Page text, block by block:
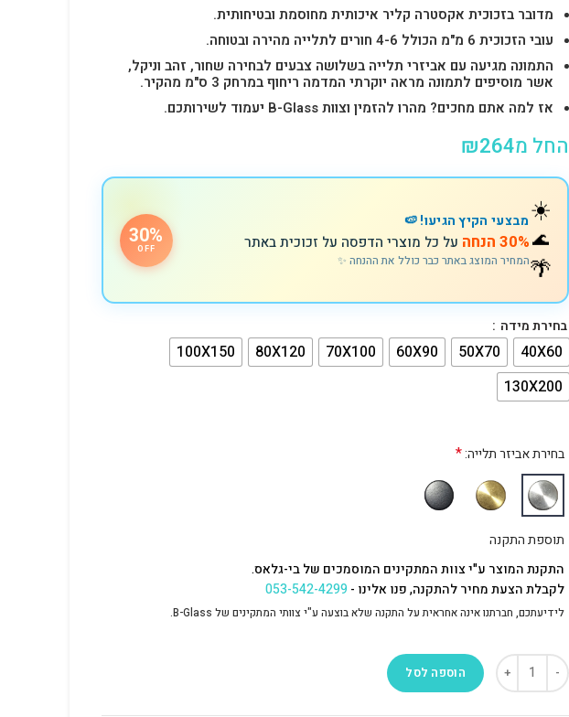
מדובר בזכוכית אקסטרה קליר איכותית מחוסמת ובטיחותית.
עובי הזכוכית 6 מ"מ הכולל 4-6 חורים לתלייה מהירה ובטוחה.
התמונה מגיעה עם אביזרי תלייה בשלושה צבעים לבחירה שחור, זהב וניקל,
אשר מוסיפים לתמונה מראה יוקרתי המדמה ריחוף במרחק 3 ס"מ מהקיר.
אז למה אתם מחכים? מהרו להזמין וצוות B-Glass יעמוד לשירותכם.
החל מ ₪264
☀️
🌊
🌴
מבצעי הקיץ הגיעו! 🍉
30% הנחה על כל מוצרי הדפסה על זכוכית באתר
המחיר המוצג באתר כבר כולל את ההנחה ✨
30%
OFF
בחירת מידה
40X60
50X70
60X90
70X100
80X120
100X150
130X200
בחירת אביזר תלייה:*
תוספת התקנה
התקנת המוצר ע"י צוות המתקינים המוסמכים של בי-גלאס.
לקבלת הצעת מחיר להתקנה, פנו אלינו -053-542-4299
לידיעתכם, חברתנו אינה אחראית על התקנה שלא בוצעה ע"י צוותי המתקינים של B-Glass.
הוספה לסל